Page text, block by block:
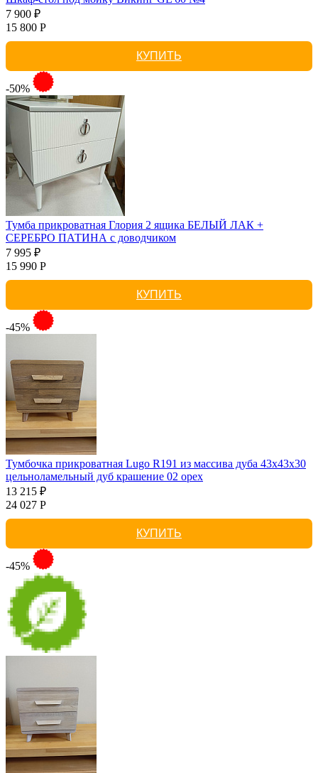
7 900 ₽
15 800 Р
КУПИТЬ
-50%
Тумба прикроватная Глория 2 ящика БЕЛЫЙ ЛАК +
СЕРЕБРО ПАТИНА с доводчиком
7 995 ₽
15 990 Р
КУПИТЬ
-45%
Тумбочка прикроватная Lugo R191 из массива дуба 43х43х30
цельноламельный дуб крашение 02 орех
13 215 ₽
24 027 Р
КУПИТЬ
-45%